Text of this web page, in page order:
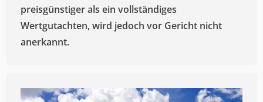
preisgünstiger als ein vollständiges
Wertgutachten, wird jedoch vor Gericht nicht
anerkannt.